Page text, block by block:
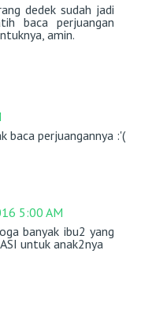
dedek sudah jadi
baca perjuangan
amin.
baca perjuangannya :'(
5:00 AM
banyak ibu2 yang
untuk anak2nya